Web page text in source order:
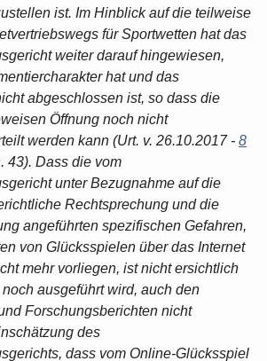
ist. Im Hinblick auf die teilweise
für Sportwetten hat das
weiter darauf hingewiesen,
hat und das
abgeschlossen ist, so dass die
Öffnung noch nicht
werden kann (Urt. v. 26.10.2017 - 8
43). Dass die vom
unter Bezugnahme auf die
Rechtsprechung und die
angeführten spezifischen Gefahren,
von Glücksspielen über das Internet
mehr vorliegen, ist nicht ersichtlich
ausgeführt wird, auch den
Forschungsberichten nicht
des
dass vom Online-Glücksspiel